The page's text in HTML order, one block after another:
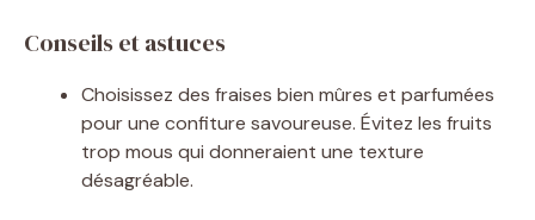
e
Conseils et astuces
Choisissez des fraises bien mûres et parfumées
pour une confiture savoureuse. Évitez les fruits
trop mous qui donneraient une texture
désagréable.